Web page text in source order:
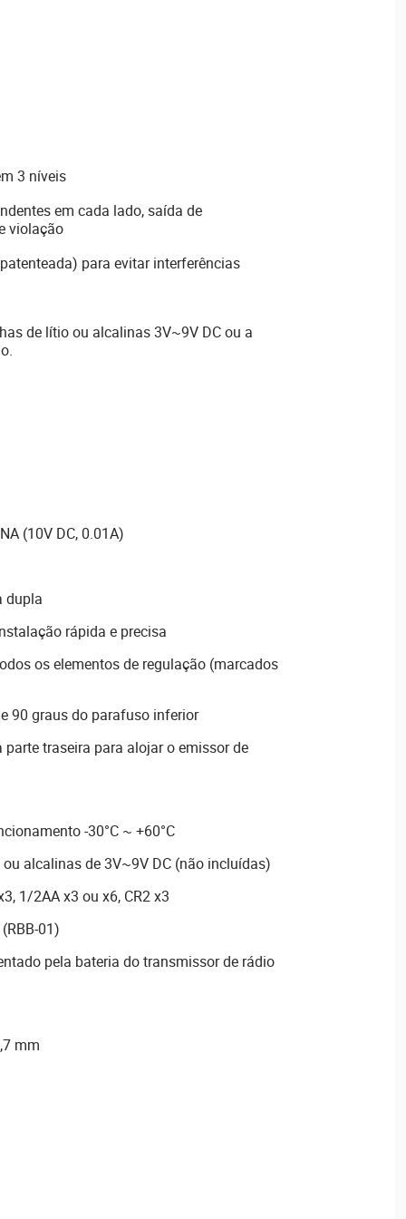
3 níveis
em cada lado, saída de
violação
para evitar interferências
de lítio ou alcalinas 3V~9V DC ou a
(10V DC, 0.01A)
dupla
rápida e precisa
os elementos de regulação (marcados
90 graus do parafuso inferior
traseira para alojar o emissor de
-30°C ~ +60°C
alcalinas de 3V~9V DC (não incluídas)
1/2AA x3 ou x6, CR2 x3
01)
pela bateria do transmissor de rádio
mm